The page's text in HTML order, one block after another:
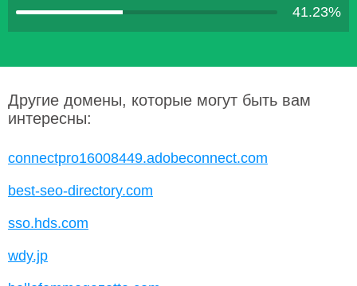
41.23%
Другие домены, которые могут быть вам
интересны:
connectpro16008449.adobeconnect.com
best-seo-directory.com
sso.hds.com
wdy.jp